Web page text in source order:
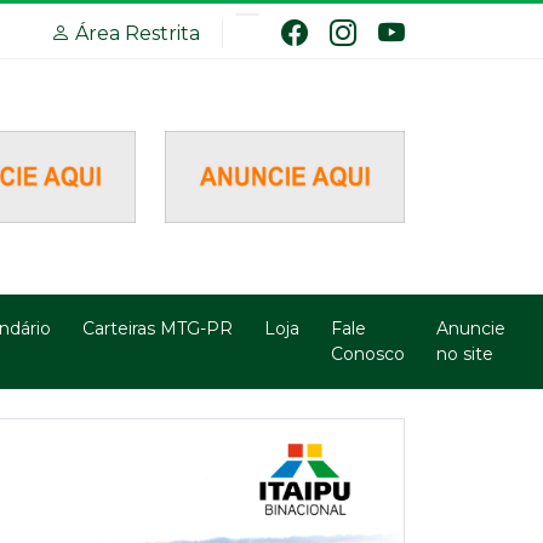
Área Restrita
Carteiras MTG-PR Loja
Fale
Conosco
Anuncie
no site